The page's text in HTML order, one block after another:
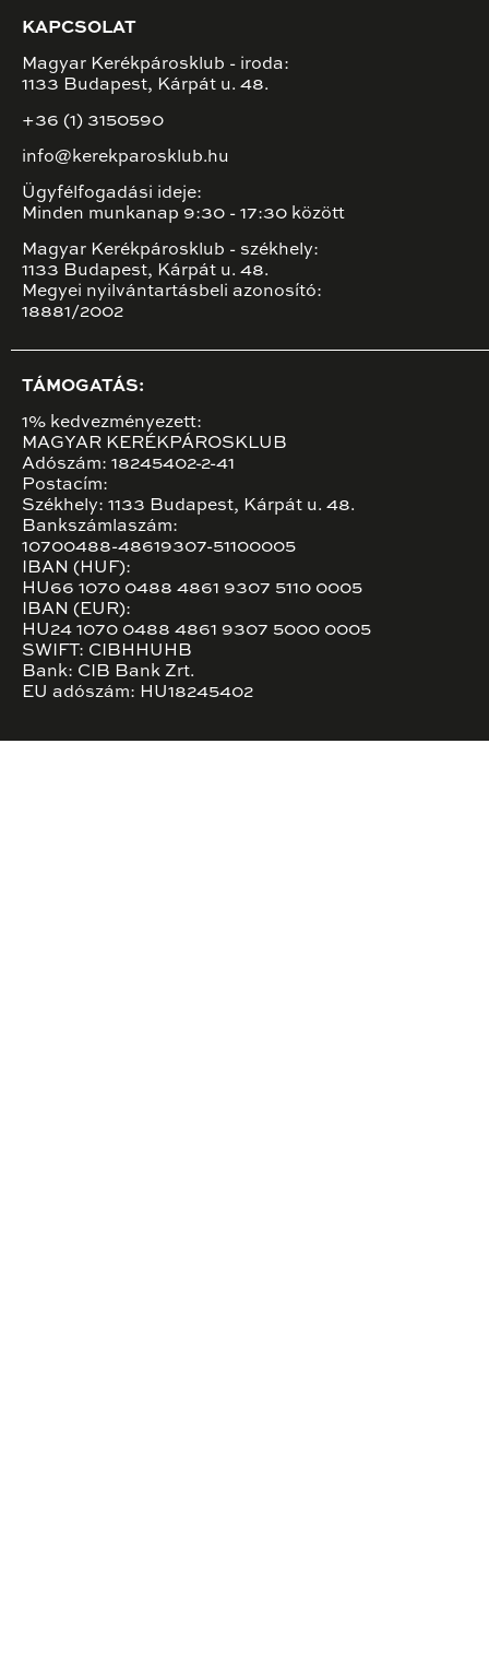
KAPCSOLAT
Magyar Kerékpárosklub - iroda:
1133 Budapest, Kárpát u. 48.
+36 (1) 3150590
info@kerekparosklub.hu
Ügyfélfogadási ideje:
Minden munkanap 9:30 - 17:30 között
Magyar Kerékpárosklub - székhely:
1133 Budapest, Kárpát u. 48.
Megyei nyilvántartásbeli azonosító:
18881/2002
TÁMOGATÁS:
1% kedvezményezett:
MAGYAR KERÉKPÁROSKLUB
Adószám: 18245402-2-41
Postacím:
Székhely: 1133 Budapest, Kárpát u. 48.
Bankszámlaszám:
10700488-48619307-51100005
IBAN (HUF):
HU66 1070 0488 4861 9307 5110 0005
IBAN (EUR):
HU24 1070 0488 4861 9307 5000 0005
SWIFT: CIBHHUHB
Bank: CIB Bank Zrt.
EU adószám: HU18245402